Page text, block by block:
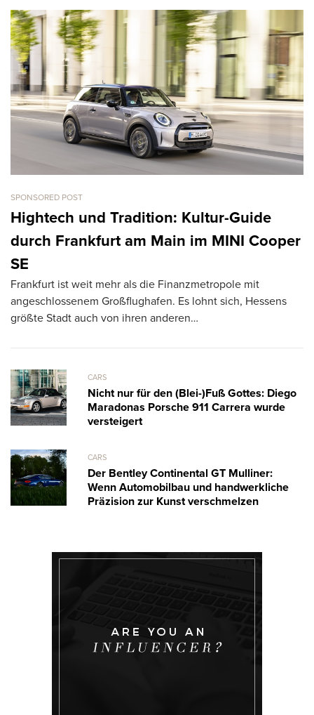
SPONSORED POST
Hightech und Tradition: Kultur-Guide
durch Frankfurt am Main im MINI Cooper
SE
Frankfurt ist weit mehr als die Finanzmetropole mit
angeschlossenem Großflughafen. Es lohnt sich, Hessens
größte Stadt auch von ihren anderen…
CARS
Nicht nur für den (Blei-)Fuß Gottes: Diego
Maradonas Porsche 911 Carrera wurde
versteigert
CARS
Der Bentley Continental GT Mulliner:
Wenn Automobilbau und handwerkliche
Präzision zur Kunst verschmelzen